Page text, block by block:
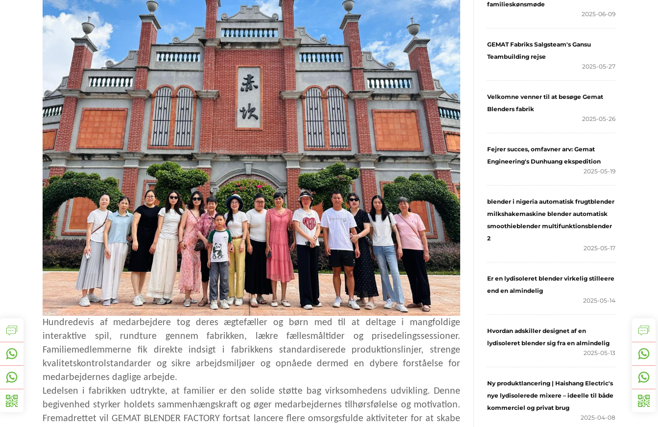
Hundredevis af medarbejdere tog deres ægtefæller og børn med til at deltage i mangfoldige
interaktive spil, rundture gennem fabrikken, lækre fællesmåltider og prisedelingssessioner.
Familiemedlemmerne fik direkte indsigt i fabrikkens standardiserede produktionslinjer, strenge
kvalitetskontrolstandarder og sikre arbejdsmiljøer og opnåede dermed en dybere forståelse for
medarbejdernes daglige arbejde.
Ledelsen i fabrikken udtrykte, at familier er den solide støtte bag virksomhedens udvikling. Denne
begivenhed styrker holdets sammenhængskraft og øger medarbejdernes tilhørsfølelse og motivation.
Fremadrettet vil GEMAT BLENDER FACTORY fortsat lancere flere omsorgsfulde aktiviteter for at skabe
familieskønsmøde
2025-06-09
GEMAT Fabriks Salgsteam's Gansu
Teambuilding rejse
2025-05-27
Velkomne venner til at besøge Gemat
Blenders fabrik
2025-05-26
Fejrer succes, omfavner arv: Gemat
Engineering's Dunhuang ekspedition
2025-05-19
blender i nigeria automatisk frugtblender
milkshakemaskine blender automatisk
smoothieblender multifunktionsblender
2
2025-05-17
Er en lydisoleret blender virkelig stilleere
end en almindelig
2025-05-14
Hvordan adskiller designet af en
lydisoleret blender sig fra en almindelig
2025-05-13
Ny produktlancering | Haishang Electric's
nye lydisolerede mixere – ideelle til både
kommerciel og privat brug
2025-04-08